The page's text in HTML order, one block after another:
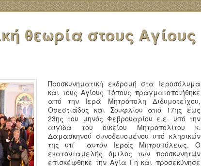
θεωρία στους Αγίους
Προσκυνηματική εκδρομή στα Ιεροσόλυμα
και τους Αγίους Τόπους πραγματοποιήθηκε
από την Ιερά Μητρόπολη Διδυμοτείχου,
Ορεστιάδος και Σουφλίου από 17ης έως
23ης του μηνός Φεβρουαρίου ε.ε. υπό την
αιγίδα του οικείου Μητροπολίτου κ.
Δαμασκηνού συνοδευομένου υπό κληρικών
της υπ’ αυτόν Ιεράς Μητροπόλεως. Ο
εκατονταμελής όμιλος των προσκυνητών
επισκέφθηκε την Αγία Γη και προσεκύνησε